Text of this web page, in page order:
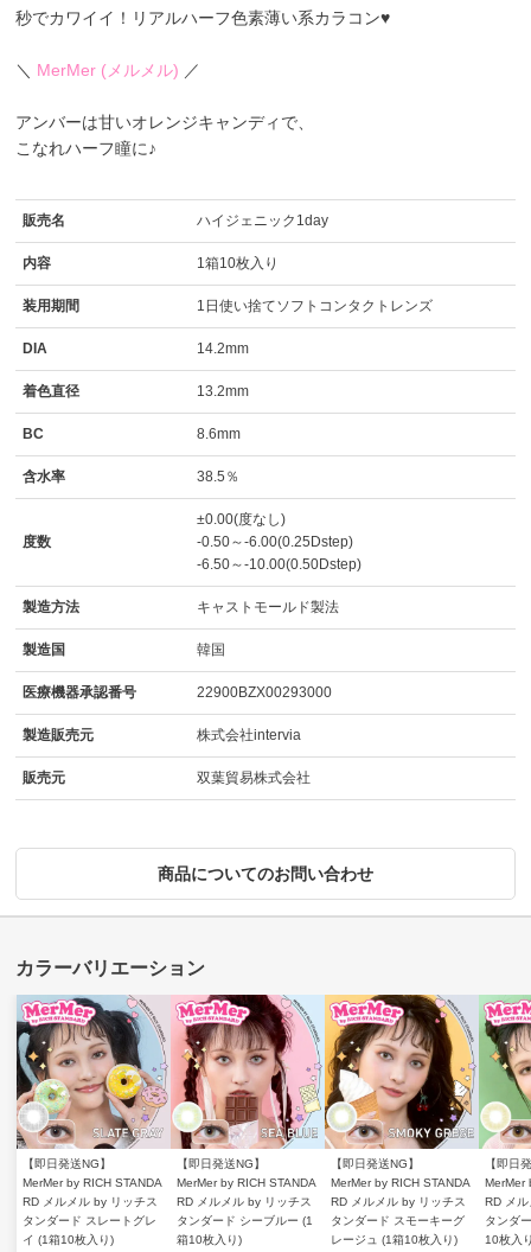
秒でカワイイ！リアルハーフ色素薄い系カラコン♥
＼ MerMer (メルメル) ／
アンバーは甘いオレンジキャンディで、
こなれハーフ瞳に♪
販売名 ハイジェニック1day
内容 1箱10枚入り
装用期間 1日使い捨てソフトコンタクトレンズ
DIA 14.2mm
着色直径 13.2mm
BC 8.6mm
含水率 38.5％
度数
±0.00(度なし)
-0.50～-6.00(0.25Dstep)
-6.50～-10.00(0.50Dstep)
製造方法 キャストモールド製法
製造国 韓国
医療機器承認番号 22900BZX00293000
製造販売元 株式会社intervia
販売元 双葉貿易株式会社
商品についてのお問い合わせ
【即日発送NG】
MerMer by RICH STANDA
RD メルメル by リッチス
タンダード スレートグレ
イ (1箱10枚入り)
【即日発送NG】
MerMer by RICH STANDA
RD メルメル by リッチス
タンダード シーブルー (1
箱10枚入り)
【即日発送NG】
MerMer by RICH STANDA
RD メルメル by リッチス
タンダード スモーキーグ
レージュ (1箱10枚入り)
【即日
MerMer
RD メ
タンダ
10枚入